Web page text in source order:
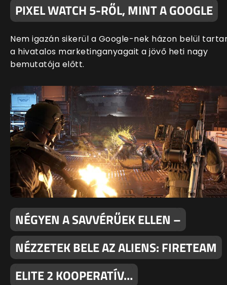
PIXEL WATCH 5-RŐL, MINT A GOOGLE
Nem igazán sikerül a Google-nek házon belül
a hivatalos marketinganyagait a jövő heti nagy
bemutatója előtt.
NÉGYEN A SAVVÉRŰEK ELLEN –
NÉZZETEK BELE AZ ALIENS: FIRETEAM
ELITE 2 KOOPERATÍV…